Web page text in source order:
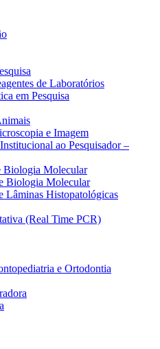
de Laboratórios
em Pesquisa
e Imagem
ao Pesquisador –
Biologia Molecular
Biologia Molecular
Lâminas Histopatológicas
(Real Time PCR)
e Ortodontia